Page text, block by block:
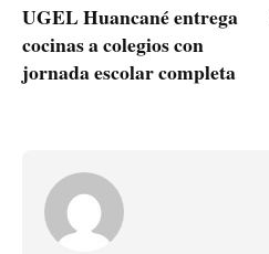
UGEL Huancané entrega
cocinas a colegios con
jornada escolar completa